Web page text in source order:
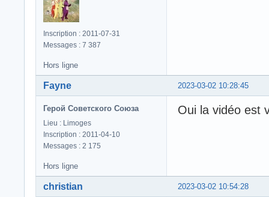
Inscription : 2011-07-31
Messages : 7 387
Hors ligne
2023-03-02 10:28:45
Fayne
Герой Советского Союза
Lieu : Limoges
Inscription : 2011-04-10
Messages : 2 175
Oui la vidéo est
Hors ligne
2023-03-02 10:54:28
christian